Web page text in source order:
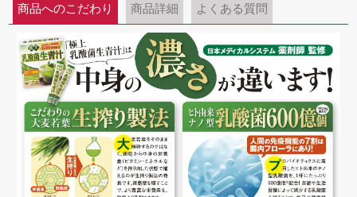
商品へのこだわり 商品詳細 よくある質問